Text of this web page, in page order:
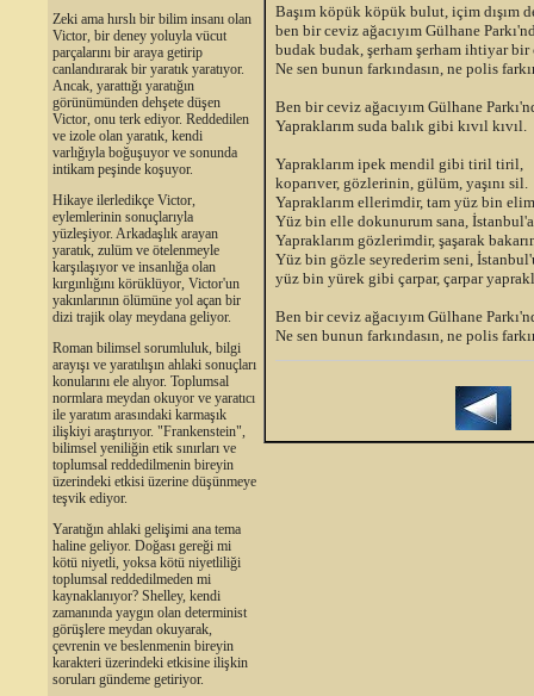
Zeki ama hırslı bir bilim insanı olan
Victor, bir deney yoluyla vücut
parçalarını bir araya getirip
canlandırarak bir yaratık yaratıyor.
Ancak, yarattığı yaratığın
görünümünden dehşete düşen
Victor, onu terk ediyor. Reddedilen
ve izole olan yaratık, kendi
varlığıyla boğuşuyor ve sonunda
intikam peşinde koşuyor.
Hikaye ilerledikçe Victor,
eylemlerinin sonuçlarıyla
yüzleşiyor. Arkadaşlık arayan
yaratık, zulüm ve ötelenmeyle
karşılaşıyor ve insanlığa olan
kırgınlığını körüklüyor, Victor'un
yakınlarının ölümüne yol açan bir
dizi trajik olay meydana geliyor.
Roman bilimsel sorumluluk, bilgi
arayışı ve yaratılışın ahlaki sonuçları
konularını ele alıyor. Toplumsal
normlara meydan okuyor ve yaratıcı
ile yaratım arasındaki karmaşık
ilişkiyi araştırıyor. "Frankenstein",
bilimsel yeniliğin etik sınırları ve
toplumsal reddedilmenin bireyin
üzerindeki etkisi üzerine düşünmeye
teşvik ediyor.
Yaratığın ahlaki gelişimi ana tema
haline geliyor. Doğası gereği mi
kötü niyetli, yoksa kötü niyetliliği
toplumsal reddedilmeden mi
kaynaklanıyor? Shelley, kendi
zamanında yaygın olan determinist
görüşlere meydan okuyarak,
çevrenin ve beslenmenin bireyin
karakteri üzerindeki etkisine ilişkin
soruları gündeme getiriyor.
Başım köpük köpük bulut, içim dışım
ben bir ceviz ağacıyım Gülhane
budak budak, şerham şerham ihtiyar bir
Ne sen bunun farkındasın, ne polis
Ben bir ceviz ağacıyım Gülhane
Yapraklarım suda balık gibi kıvıl kıvıl.
Yapraklarım ipek mendil gibi tiril tiril,
koparıver, gözlerinin, gülüm, yaşını sil.
Yapraklarım ellerimdir, tam yüz bin
Yüz bin elle dokunurum sana,
Yapraklarım gözlerimdir, şaşarak
Yüz bin gözle seyrederim seni,
yüz bin yürek gibi çarpar, çarpar
Ben bir ceviz ağacıyım Gülhane
Ne sen bunun farkındasın, ne polis